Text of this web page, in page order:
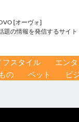
[オーヴォ]
題の情報を発信するサイト
フスタイル エンタ
の ペット ビ